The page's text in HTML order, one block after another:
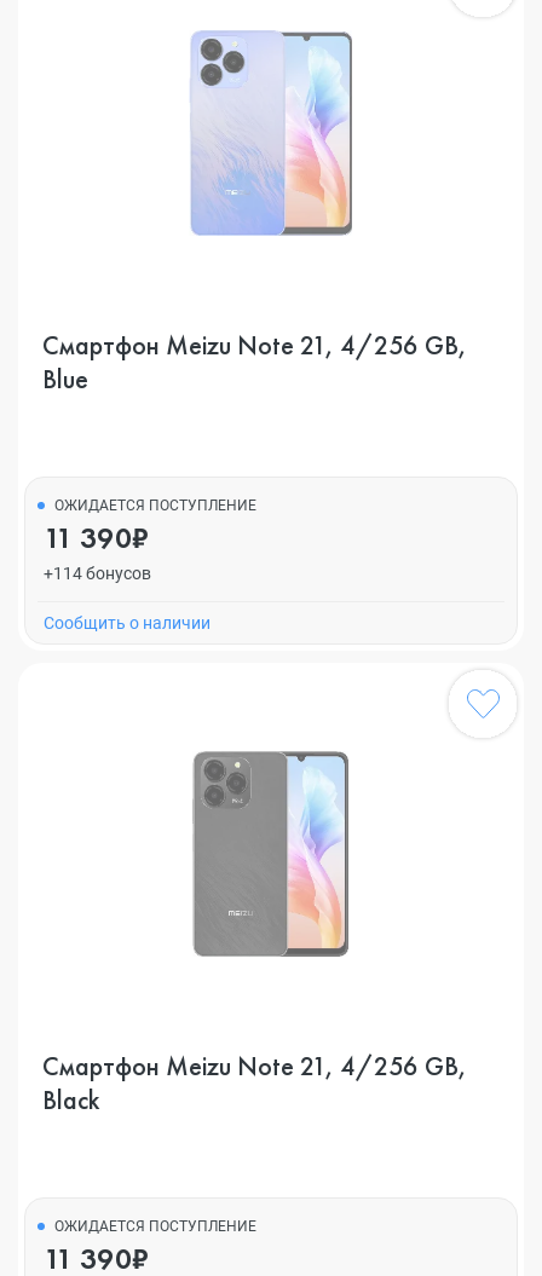
Смартфон Meizu Note 21, 4/256 GB,
Blue
ОЖИДАЕТСЯ ПОСТУПЛЕНИЕ
11 390₽
+114 бонусов
Cообщить о наличии
Смартфон Meizu Note 21, 4/256 GB,
Black
ОЖИДАЕТСЯ ПОСТУПЛЕНИЕ
11 390₽